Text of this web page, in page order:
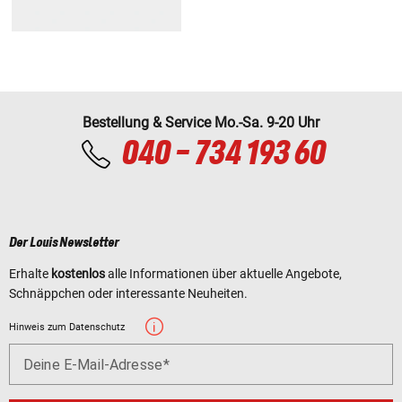
Bestellung & Service Mo.-Sa. 9-20 Uhr
040 - 734 193 60
Der Louis Newsletter
Erhalte kostenlosalle Informationen über aktuelle Angebote,
Schnäppchen oder interessante Neuheiten.
Hinweis zum Datenschutz
Deine E-Mail-Adresse